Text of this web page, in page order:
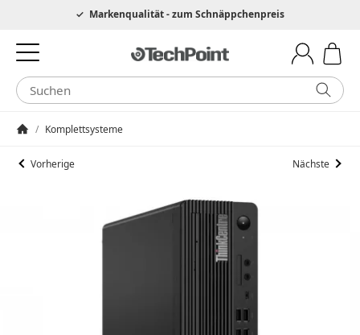
Hotline 0049 6205 3079975Markenqualität - zum Schnäppchenpreis
/ Komplettsysteme
Vorherige Nächste